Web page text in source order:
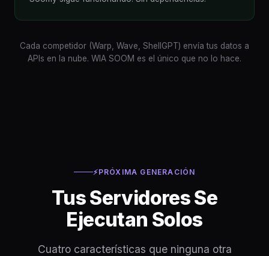
Cada competidor (Warp, Wave, ShellGPT) envía tus datos a
APIs en la nube. WIA SOOM es el único que no lo hace.
⚡PRÓXIMA GENERACIÓN
Tus Servidores Se
Ejecutan Solos
Cuatro características que ninguna otra